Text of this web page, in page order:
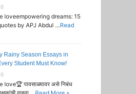
loveempowering dreams: 15
by APJ Abdul …Read
Rainy Season Essays in
Student Must Know!
love🏆 पावसाळ्यावर असे निबंध